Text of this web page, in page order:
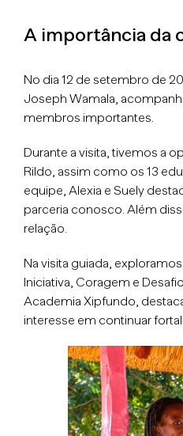
A importância da
No dia 12 de setembro de
Joseph Wamala,
membros importantes.
Durante a visita, tivemos a
Rildo, assim como os 13
equipe, Alexia e Suely
parceria conosco. Além
relação.
Na visita guiada,
Iniciativa, Coragem e
Academia Xipfundo,
interesse em continuar